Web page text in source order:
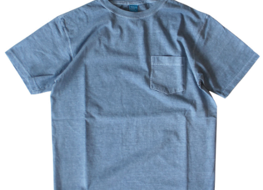
着丈 (cm) 身幅 (cm) 肩幅 (cm)
63 46 41
M
65 51 46
19.5
68 54 48
XL
70 58
素材:100% Cotton / 5.5 oz Jersey
※メタルグレー：90% Cotton 10% Rayon / 5.5 oz Mock
Twist Jersey
製品染め（反応染め）
製品染め（顔料染め）
※メタルグレー：先染め
※ご購入後、初めの数回は色落ちする事がありますので、単
品でのお洗濯をおすすめ致します。